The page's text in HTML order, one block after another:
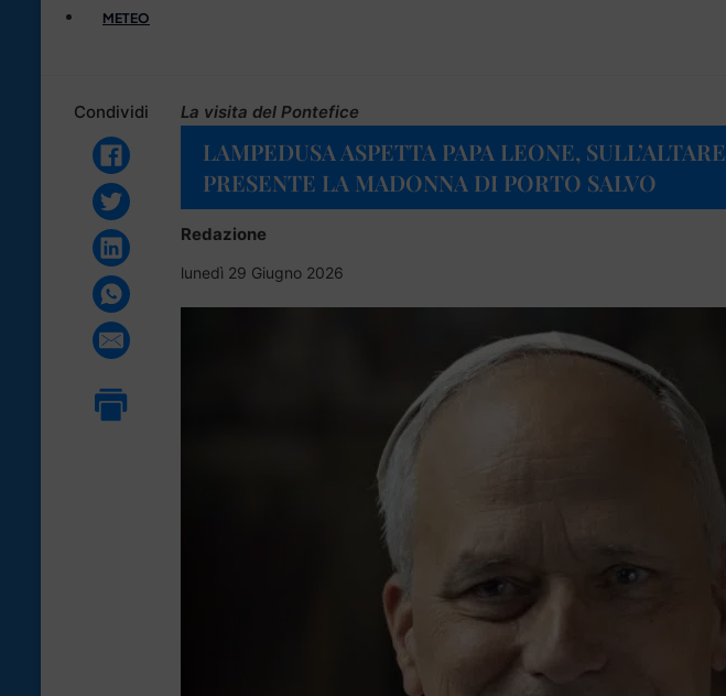
METEO
Condividi La visita del Pontefice
LAMPEDUSA ASPETTA PAPA LEONE, SULL’ALTARE
PRESENTE LA MADONNA DI PORTO SALVO
Redazione
lunedì 29 Giugno 2026